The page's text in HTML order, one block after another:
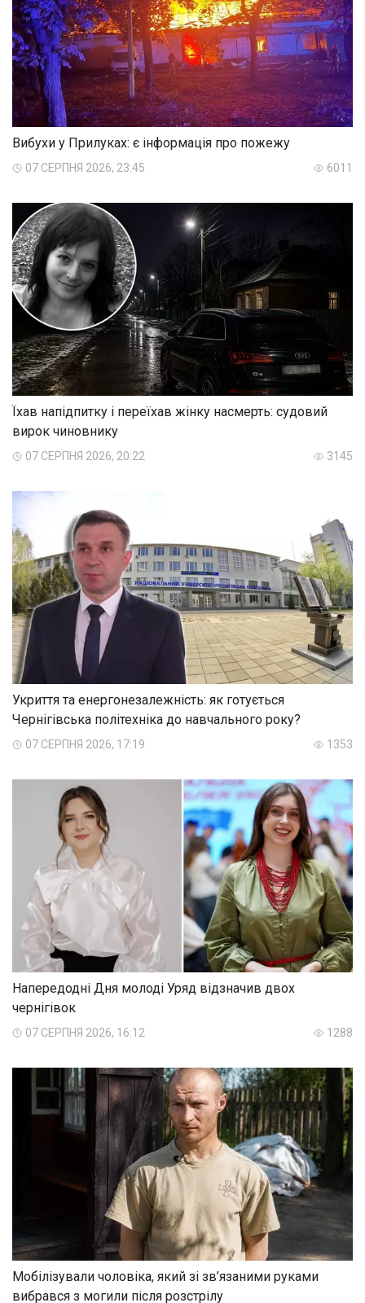
Вибухи у Прилуках: є інформація про пожежу
07 СЕРПНЯ 2026, 23:45 6011
Їхав напідпитку і переїхав жінку насмерть: судовий
вирок чиновнику
07 СЕРПНЯ 2026, 20:22 3145
Укриття та енергонезалежність: як готується
Чернігівська політехніка до навчального року?
07 СЕРПНЯ 2026, 17:19 1353
Напередодні Дня молоді Уряд відзначив двох
чернігівок
07 СЕРПНЯ 2026, 16:12 1288
Мобілізували чоловіка, який зі зв’язаними руками
вибрався з могили після розстрілу